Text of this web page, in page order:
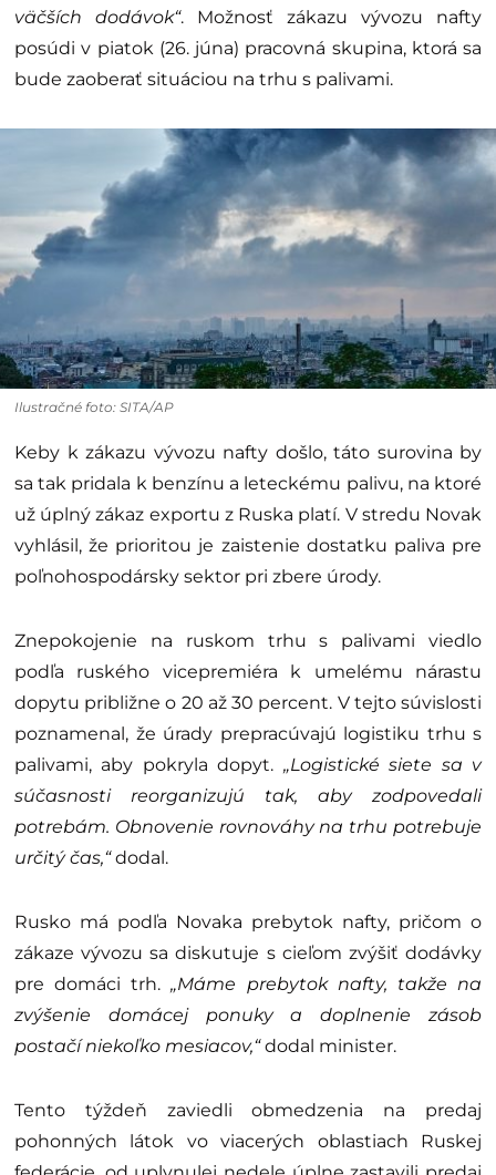
väčších dodávok“. Možnosť zákazu vývozu nafty
posúdi v piatok (26. júna) pracovná skupina, ktorá sa
bude zaoberať situáciou na trhu s palivami.
Ilustračné foto: SITA/AP
Keby k zákazu vývozu nafty došlo, táto surovina by
sa tak pridala k benzínu a leteckému palivu, na ktoré
už úplný zákaz exportu z Ruska platí. V stredu Novak
vyhlásil, že prioritou je zaistenie dostatku paliva pre
poľnohospodársky sektor pri zbere úrody.
Znepokojenie na ruskom trhu s palivami viedlo
podľa ruského vicepremiéra k umelému nárastu
dopytu približne o 20 až 30 percent. V tejto súvislosti
poznamenal, že úrady prepracúvajú logistiku trhu s
palivami, aby pokryla dopyt. „Logistické siete sa v
súčasnosti reorganizujú tak, aby zodpovedali
potrebám. Obnovenie rovnováhy na trhu potrebuje
určitý čas,“dodal.
Rusko má podľa Novaka prebytok nafty, pričom o
zákaze vývozu sa diskutuje s cieľom zvýšiť dodávky
pre domáci trh.„Máme prebytok nafty, takže na
zvýšenie domácej ponuky a doplnenie zásob
postačí niekoľko mesiacov,“dodal minister.
Tento týždeň zaviedli obmedzenia na predaj
pohonných látok vo viacerých oblastiach Ruskej